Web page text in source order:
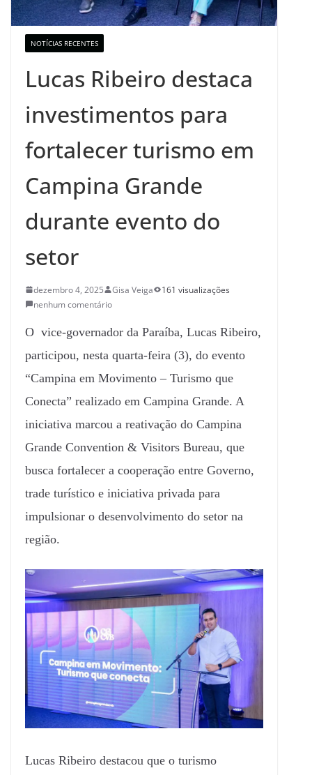
NOTÍCIAS RECENTES
Lucas Ribeiro destaca
investimentos para
fortalecer turismo em
Campina Grande
durante evento do
setor
dezembro 4, 2025 Gisa Veiga
161 visualizações
nenhum comentário
O vice-governador da Paraíba, Lucas Ribeiro,
participou, nesta quarta-feira (3), do evento
“Campina em Movimento – Turismo que
Conecta” realizado em Campina Grande. A
iniciativa marcou a reativação do Campina
Grande Convention & Visitors Bureau, que
busca fortalecer a cooperação entre Governo,
trade turístico e iniciativa privada para
impulsionar o desenvolvimento do setor na
região.
Lucas Ribeiro destacou que o turismo